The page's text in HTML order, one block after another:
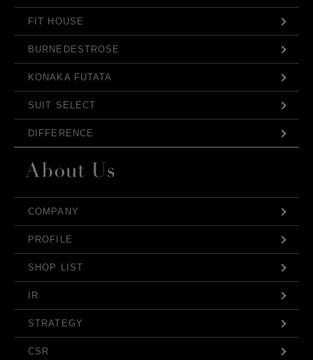
FIT HOUSE
BURNEDESTROSE
KONAKA FUTATA
SUIT SELECT
DIFFERENCE
COMPANY
PROFILE
SHOP LIST
IR
STRATEGY
CSR